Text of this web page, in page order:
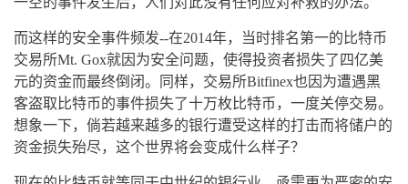
而这样的安全事件频发--在2014年，当时排名第一的比特币
交易所Mt. Gox就因为安全问题，使得投资者损失了四亿美
元的资金而最终倒闭。同样，交易所Bitfinex也因为遭遇黑
客盗取比特币的事件损失了十万枚比特币，一度关停交易。
想象一下，倘若越来越多的银行遭受这样的打击而将储户的
资金损失殆尽，这个世界将会变成什么样子？